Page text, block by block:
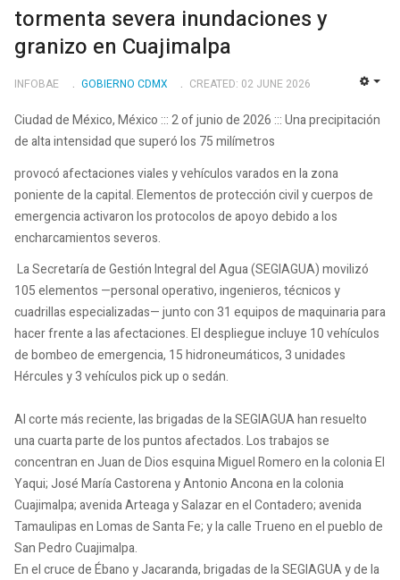
tormenta severa inundaciones y
granizo en Cuajimalpa
INFOBAE GOBIERNO CDMX CREATED: 02 JUNE 2026
Ciudad de México, México ::: 2 of junio de 2026 ::: Una precipitación
de alta intensidad que superó los 75 milímetros
provocó afectaciones viales y vehículos varados en la zona
poniente de la capital. Elementos de protección civil y cuerpos de
emergencia activaron los protocolos de apoyo debido a los
encharcamientos severos.
La Secretaría de Gestión Integral del Agua (SEGIAGUA) movilizó
105 elementos —personal operativo, ingenieros, técnicos y
cuadrillas especializadas— junto con 31 equipos de maquinaria para
hacer frente a las afectaciones. El despliegue incluye 10 vehículos
de bombeo de emergencia, 15 hidroneumáticos, 3 unidades
Hércules y 3 vehículos pick up o sedán.
Al corte más reciente, las brigadas de la SEGIAGUA han resuelto
una cuarta parte de los puntos afectados. Los trabajos se
concentran en Juan de Dios esquina Miguel Romero en la colonia El
Yaqui; José María Castorena y Antonio Ancona en la colonia
Cuajimalpa; avenida Arteaga y Salazar en el Contadero; avenida
Tamaulipas en Lomas de Santa Fe; y la calle Trueno en el pueblo de
San Pedro Cuajimalpa.
En el cruce de Ébano y Jacaranda, brigadas de la SEGIAGUA y de la